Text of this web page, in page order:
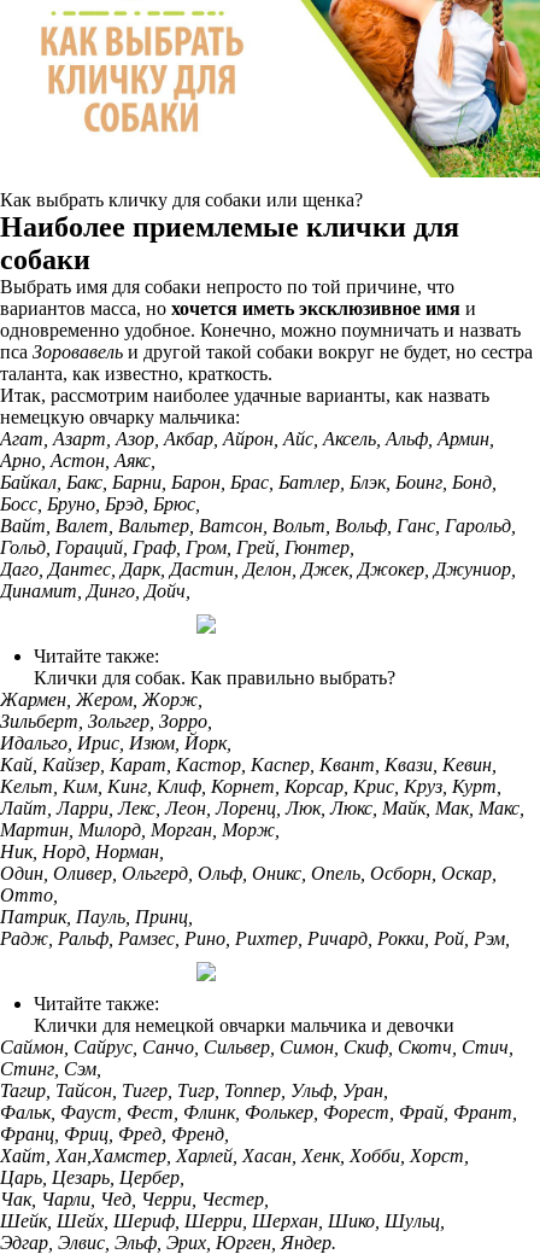
Как выбрать кличку для собаки или щенка?
Наиболее приемлемые клички для
собаки
Выбрать имя для собаки непросто по той причине, что
вариантов масса, но хочется иметь эксклюзивное имя и
одновременно удобное. Конечно, можно поумничать и назвать
пса Зоровавель и другой такой собаки вокруг не будет, но сестра
таланта, как известно, краткость.
Итак, рассмотрим наиболее удачные варианты, как назвать
немецкую овчарку мальчика:
Агат, Азарт, Азор, Акбар, Айрон, Айс, Аксель, Альф, Армин,
Арно, Астон, Аякс,
Байкал, Бакс, Барни, Барон, Брас, Батлер, Блэк, Боинг, Бонд,
Босс, Бруно, Брэд, Брюс,
Вайт, Валет, Вальтер, Ватсон, Вольт, Вольф, Ганс, Гарольд,
Гольд, Гораций, Граф, Гром, Грей, Гюнтер,
Даго, Дантес, Дарк, Дастин, Делон, Джек, Джокер, Джуниор,
Динамит, Динго, Дойч,
Читайте также:
Клички для собак. Как правильно выбрать?
Жармен, Жером, Жорж,
Зильберт, Зольгер, Зорро,
Идальго, Ирис, Изюм, Йорк,
Кай, Кайзер, Карат, Кастор, Каспер, Квант, Квази, Кевин,
Кельт, Ким, Кинг, Клиф, Корнет, Корсар, Крис, Круз, Курт,
Лайт, Ларри, Лекс, Леон, Лоренц, Люк, Люкс, Майк, Мак, Макс,
Мартин, Милорд, Морган, Морж,
Ник, Норд, Норман,
Один, Оливер, Ольгерд, Ольф, Оникс, Опель, Осборн, Оскар,
Отто,
Патрик, Пауль, Принц,
Радж, Ральф, Рамзес, Рино, Рихтер, Ричард, Рокки, Рой, Рэм,
Читайте также:
Клички для немецкой овчарки мальчика и девочки
Саймон, Сайрус, Санчо, Сильвер, Симон, Скиф, Скотч, Стич,
Стинг, Сэм,
Тагир, Тайсон, Тигер, Тигр, Топпер, Ульф, Уран,
Фальк, Фауст, Фест, Флинк, Фолькер, Форест, Фрай, Франт,
Франц, Фриц, Фред, Френд,
Хайт, Хан,Хамстер, Харлей, Хасан, Хенк, Хобби, Хорст,
Царь, Цезарь, Цербер,
Чак, Чарли, Чед, Черри, Честер,
Шейк, Шейх, Шериф, Шерри, Шерхан, Шико, Шульц,
Эдгар, Элвис, Эльф, Эрих, Юрген, Яндер.